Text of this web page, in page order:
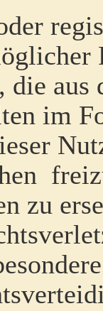
die
im
zu